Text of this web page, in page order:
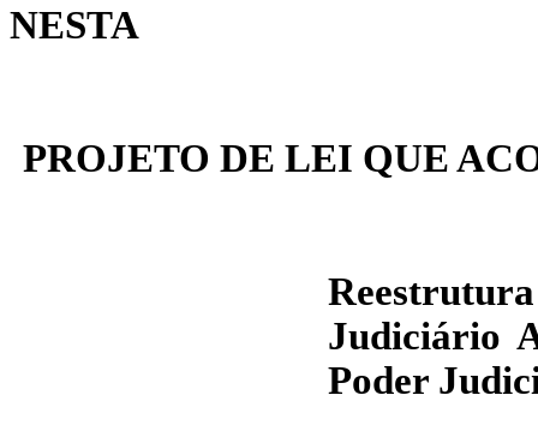
NESTA
PROJETO DE LEI QUE
Judiciário
Poder